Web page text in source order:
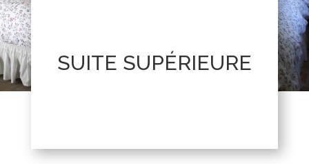
SUITE SUPÉRIEURE